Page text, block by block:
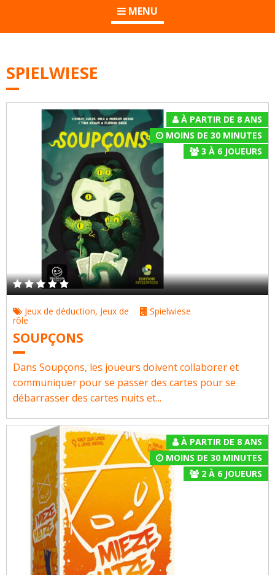
MENU
SPIELWIESE
À PARTIR DE 8 ANS
MOINS DE 30 MINUTES
3 À 6JOUEURS
Jeux de déduction, Jeux de
rôle
Spielwiese
SOUPÇONS
Dans Soupçons, les joueurs doivent collaborer et
communiquer pour se passer des cartes pour se
débarrasser des cartes nuits et...
À PARTIR DE 8 ANS
MOINS DE 30 MINUTES
2À 6JOUEURS